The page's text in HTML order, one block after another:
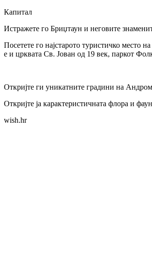
Капитал
Истражете го Бриџтаун и неговите
Посетете го најстарото туристичко место
е и црквата Св. Јован од 19 век, паркот
Откријте ги уникатните градини на
Откријте ја карактеристичната флора и
wish.hr